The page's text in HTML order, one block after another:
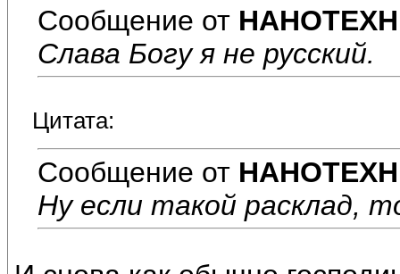
Сообщение от
Слава Богу я не русский.
Цитата:
Сообщение от
Ну если такой расклад,